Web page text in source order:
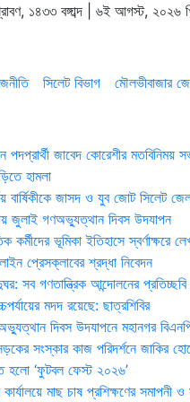
১৪৩৩ বঙ্গাব্দ | ৬ই আগস্ট, ২০২৬
সিলেট বিভাগ মৌলভীবাজার
পদপ্রার্থী জাবেদ কোরেশীর মতবিনিময়
হামলা
জাসদ ও যুব জোট সিলেট
জুলাই গণঅভ্যুত্থান দিবস উদযাপন
ভূমিকা ইতিহাসে স্বর্ণাক্ষরে
প্রেসক্লাবের শ্রদ্ধা নিবেদন
সব গণতান্ত্রিক আন্দোলনের প্রতিচ্ছবি :
মদদ রয়েছে: ছাত্রশিবির
দিবস উদযাপনে মহানগর
সংস্কার কাজ পরিদর্শনে জাকির
হলো ‘ফুটবল ফেস্ট ২০২৬’
মাছ চাষ প্রশিক্ষণের সমাপনী